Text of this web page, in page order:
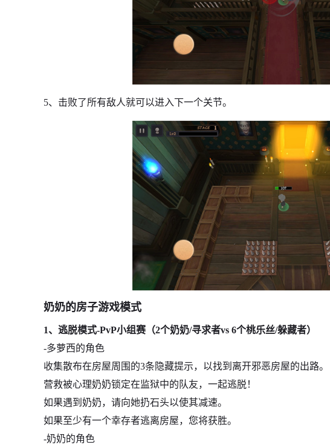
5、击败了所有敌人就可以进入下一个关节。
奶奶的房子游戏模式
1、逃脱模式-PvP小组赛（2个奶奶/寻求者vs 6个桃乐丝/躲藏者）
-多萝西的角色
收集散布在房屋周围的3条隐藏提示，以找到离开邪恶房屋的出路。
营救被心理奶奶锁定在监狱中的队友，一起逃脱！
如果遇到奶奶，请向她扔石头以使其减速。
如果至少有一个幸存者逃离房屋，您将获胜。
-奶奶的角色